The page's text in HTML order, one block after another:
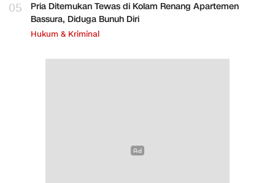
05
Pria Ditemukan Tewas di Kolam Renang Apartemen
Bassura, Diduga Bunuh Diri
Hukum & Kriminal